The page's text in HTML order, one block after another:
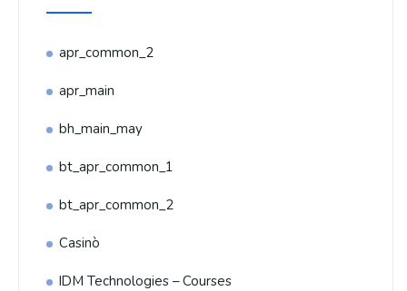
apr_common_2
apr_main
bh_main_may
bt_apr_common_1
bt_apr_common_2
Casinò
IDM Technologies – Courses